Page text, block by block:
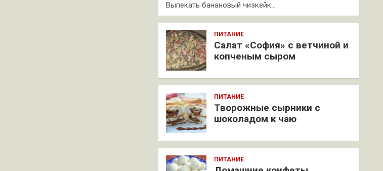
Выпекать банановый чизкейк…
ПИТАНИЕ
Салат «София» с ветчиной и
копченым сыром
ПИТАНИЕ
Творожные сырники с
шоколадом к чаю
ПИТАНИЕ